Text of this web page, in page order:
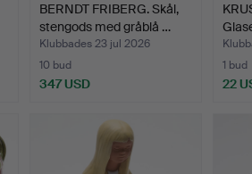
BERNDT FRIBERG. Skål,
stengods med gråblå …
Klubbades 23 jul 2026
10 bud
347 USD
1 bud
22